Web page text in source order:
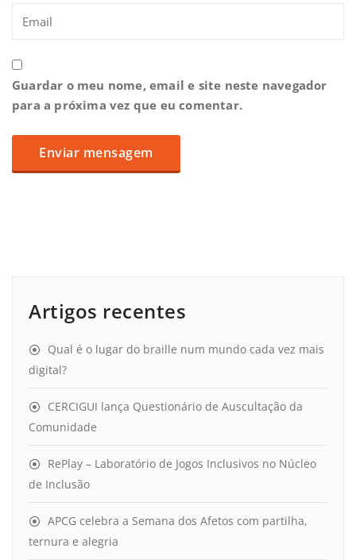
Guardar o meu nome, email e site neste navegador
para a próxima vez que eu comentar.
Artigos recentes
Qual é o lugar do braille num mundo cada vez mais
digital?
CERCIGUI lança Questionário de Auscultação da
Comunidade
RePlay – Laboratório de Jogos Inclusivos no Núcleo
de Inclusão
APCG celebra a Semana dos Afetos com partilha,
ternura e alegria